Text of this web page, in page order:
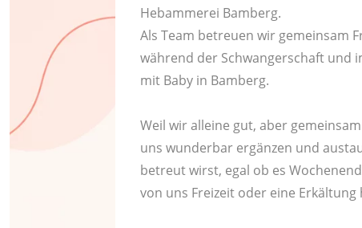
Hebammerei Bamberg.
Als Team betreuen wir gemeinsam
während der Schwangerschaft und
mit Baby in Bamberg.
Weil wir alleine gut, aber
uns wunderbar ergänzen und
betreut wirst, egal ob es
von uns Freizeit oder eine Erkältung